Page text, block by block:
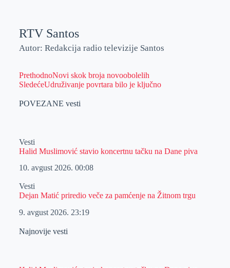
RTV Santos
Autor: Redakcija radio televizije Santos
PrethodnoNovi skok broja novoobolelih
SledećeUdruživanje povrtara bilo je ključno
POVEZANE vesti
Vesti
Halid Muslimović stavio koncertnu tačku na Dane piva
10. avgust 2026. 00:08
Vesti
Dejan Matić priredio veče za pamćenje na Žitnom trgu
9. avgust 2026. 23:19
Najnovije vesti